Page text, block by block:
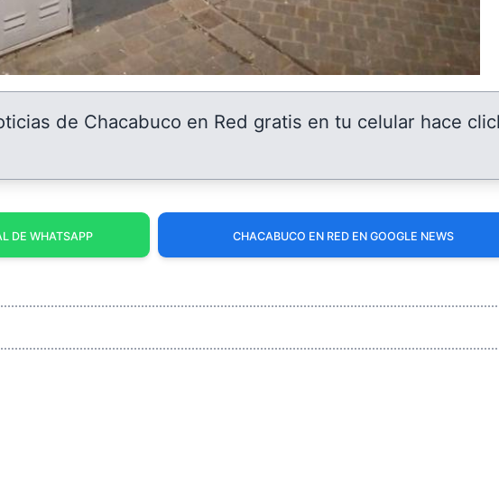
de Chacabuco en Red gratis en tu celular hace
DE WHATSAPP CHACABUCO EN RED EN GOOGLE NEWS